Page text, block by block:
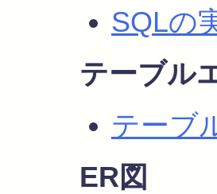
SQLの
テーブル
テーブ
ER図